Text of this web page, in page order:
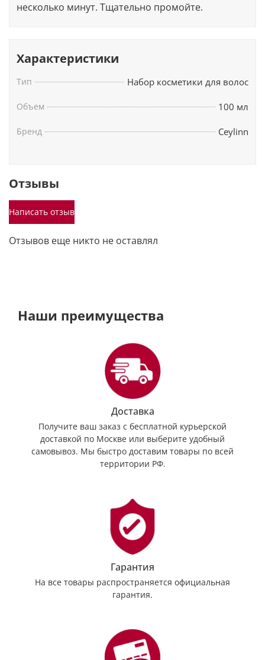
несколько минут. Тщательно промойте.
Характеристики
Тип Набор косметики для волос
Объем 100 мл
Бренд Ceylinn
Отзывы
Написать отзыв
Отзывов еще никто не оставлял
Наши преимущества
Доставка
Получите ваш заказ с бесплатной курьерской
доставкой по Москве или выберите удобный
самовывоз. Мы быстро доставим товары по всей
территории РФ.
Гарантия
На все товары распространяется официальная
гарантия.